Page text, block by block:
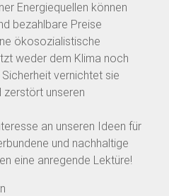
Energiequellen können
bezahlbare Preise
ökosozialistische
weder dem Klima noch
vernichtet sie
zerstört unseren
an unseren Ideen für
und nachhaltige
eine anregende Lektüre!